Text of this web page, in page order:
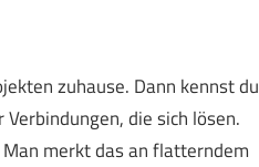
zuhause. Dann kennst du
Verbindungen, die sich lösen.
merkt das an flatterndem